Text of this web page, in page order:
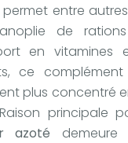
entre
de
en vitamines
ce complément
plus concentré
principale
azoté